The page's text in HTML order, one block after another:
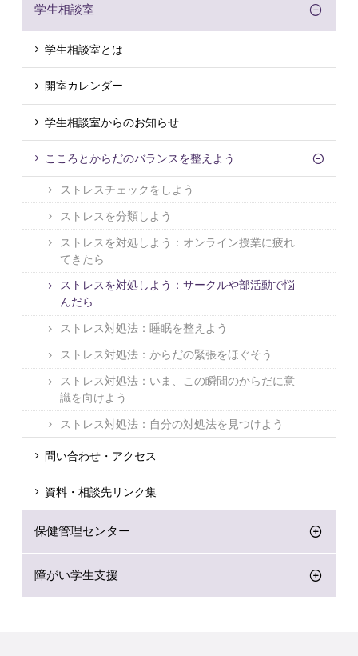
学生相談室
学生相談室とは
開室カレンダー
学生相談室からのお知らせ
こころとからだのバランスを整えよう
ストレスチェックをしよう
ストレスを分類しよう
ストレスを対処しよう：オンライン授業に疲れ
てきたら
ストレスを対処しよう：サークルや部活動で悩
んだら
ストレス対処法：睡眠を整えよう
ストレス対処法：からだの緊張をほぐそう
ストレス対処法：いま、この瞬間のからだに意
識を向けよう
ストレス対処法：自分の対処法を見つけよう
問い合わせ・アクセス
資料・相談先リンク集
保健管理センター
障がい学生支援